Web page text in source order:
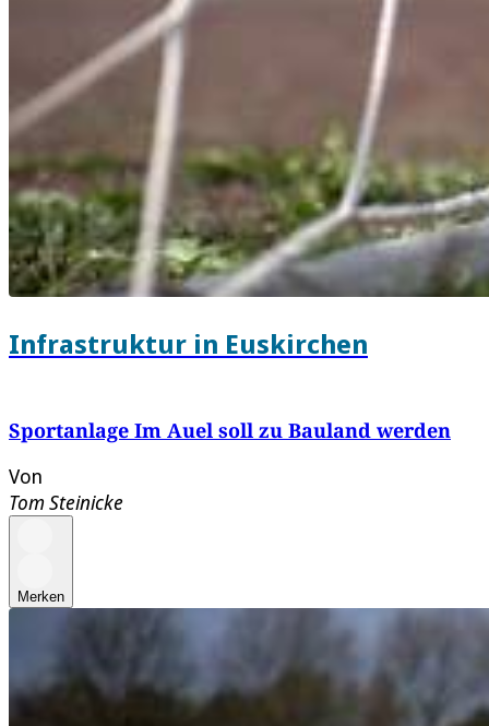
Infrastruktur in Euskirchen
Sportanlage Im Auel soll zu Bauland werden
Von
Tom Steinicke
Merken